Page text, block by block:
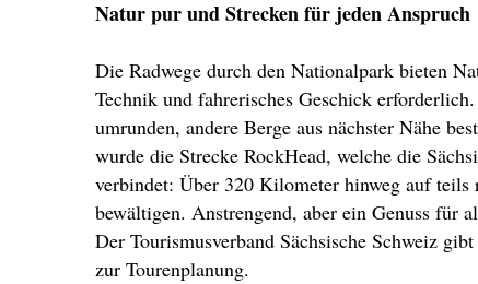
Natur pur und Strecken für jeden Anspruch
Die Radwege durch den Nationalpark bieten
Technik und fahrerisches Geschick
umrunden, andere Berge aus nächster Nähe
wurde die Strecke RockHead, welche die
verbindet: Über 320 Kilometer hinweg auf
bewältigen. Anstrengend, aber ein Genuss für
Der Tourismusverband Sächsische Schweiz
zur Tourenplanung.